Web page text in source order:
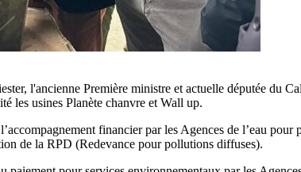
l'ancienne Première ministre et actuelle députée du
les usines Planète chanvre et Wall up.
financier par les Agences de l’eau
de la RPD (Redevance pour pollutions diffuses).